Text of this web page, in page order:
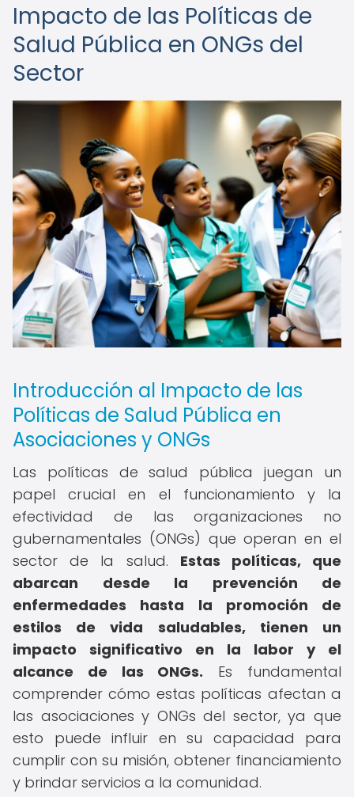
Impacto de las Políticas de
Salud Pública en ONGs del
Sector
Introducción al Impacto de las
Políticas de Salud Pública en
Asociaciones y ONGs
Las políticas de salud pública juegan un
papel crucial en el funcionamiento y la
efectividad de las organizaciones no
gubernamentales (ONGs) que operan en el
sector de la salud. Estas políticas, que
abarcan desde la prevención de
enfermedades hasta la promoción de
estilos de vida saludables, tienen un
impacto significativo en la labor y el
alcance de las ONGs. Es fundamental
comprender cómo estas políticas afectan a
las asociaciones y ONGs del sector, ya que
esto puede influir en su capacidad para
cumplir con su misión, obtener financiamiento
y brindar servicios a la comunidad.